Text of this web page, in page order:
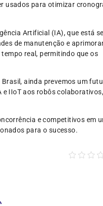
usados para otimizar
Artificial (IA), que está
de manutenção e
real, permitindo que os
ainda prevemos um
IIoT aos robôs
e competitivos em
para o sucesso.